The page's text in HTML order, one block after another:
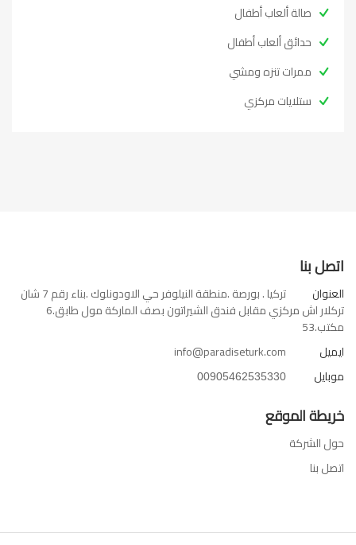
صالة ألعاب أطفال
حدائق ألعاب أطفال
ممرات تنزه ومشي
ستلايات مركزي
اتصل بنا
العنوان
تركيا . بورصة .منطقة النيلوفر حي الاودونلوك .بناء رقم 7 شان
تركلار اش مركزي مقابل فندق الشيراتون بصف الماركة مول طابق.6
مكتب.53
ايميل
info@paradiseturk.com
موبايل
00905462535330
خريطة الموقع
حول الشركة
اتصل بنا